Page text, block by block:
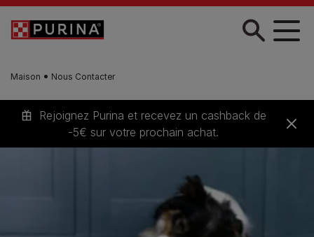
Skip to main content
Maison Nous Contacter
Rejoignez Purina et recevez un cashback de
-5€ sur votre prochain achat.